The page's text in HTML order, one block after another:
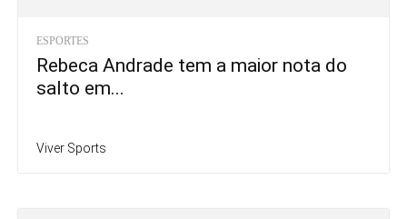
ESPORTES
Rebeca Andrade tem a maior nota do
salto em...
Viver Sports